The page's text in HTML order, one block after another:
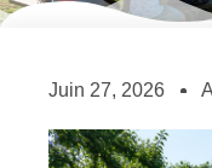
Juin 27, 2026